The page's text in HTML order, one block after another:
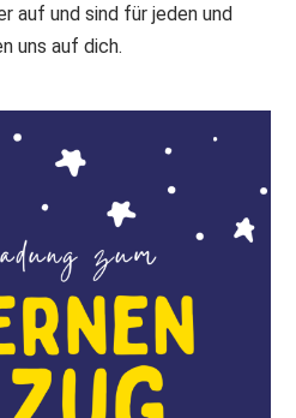
auf und sind für jeden und
uns auf dich.